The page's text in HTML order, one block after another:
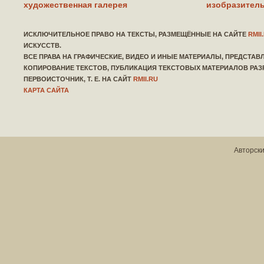
художественная галерея
ИСКЛЮЧИТЕЛЬНОЕ ПРАВО НА ТЕКСТЫ, РАЗМЕЩЁННЫЕ НА САЙТЕ
ИСКУССТВ.
ВСЕ ПРАВА НА ГРАФИЧЕСКИЕ, ВИДЕО И ИНЫЕ МАТЕРИАЛЫ,
КОПИРОВАНИЕ ТЕКСТОВ, ПУБЛИКАЦИЯ ТЕКСТОВЫХ МАТЕРИАЛОВ
ПЕРВОИСТОЧНИК, Т. Е. НА САЙТ RMII.RU
КАРТА САЙТА